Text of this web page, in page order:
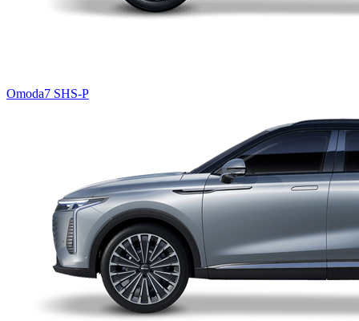
Omoda7 SHS-P